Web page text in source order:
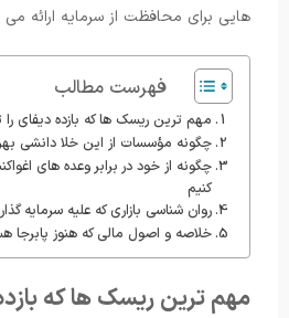
هایی برای محافظت از سرمایه ارائه
فهرست مطالب
مهم ترین ریسک ها که بازده دیفای
چگونه مؤسسات از این خلا دانشی
چگونه از خود در برابر وعده های
کنیم
روان شناسی بازاری که علیه سرمایه
خلاصه و اصول مالی که هنوز پابرجا
مهم ترین ریسک ها که بازده